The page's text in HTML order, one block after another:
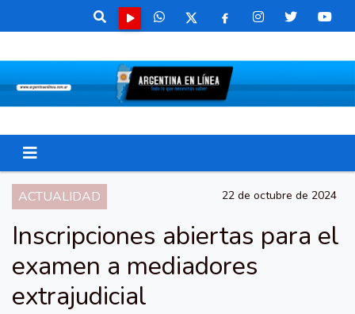
ACTUALIDAD 22 de octubre de 2024
Inscripciones abiertas para el
examen a mediadores
extrajudicial